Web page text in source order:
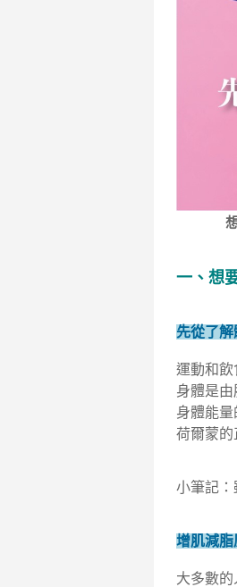
一、想
先從了
運動和飲
身體是
身體能
荷爾蒙的
小筆記：
增肌減脂
大多數